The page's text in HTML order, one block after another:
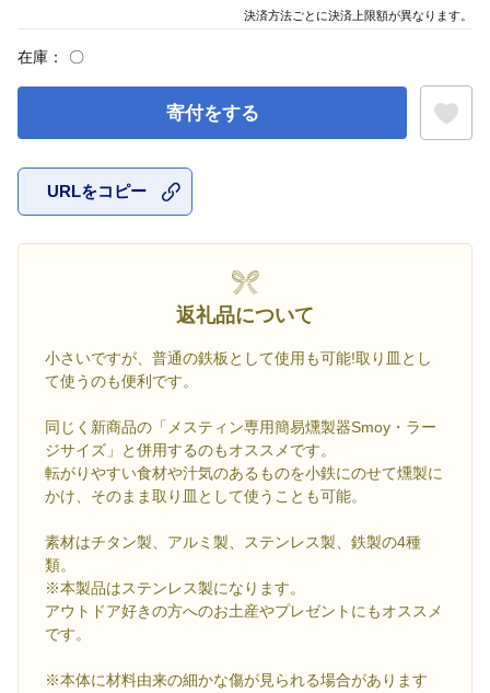
在庫： 〇
寄付をする
URLをコピー
返礼品について
小さいですが、普通の鉄板として使用も可能!取り皿とし
て使うのも便利です。
同じく新商品の「メスティン専用簡易燻製器Smoy・ラー
ジサイズ」と併用するのもオススメです。
転がりやすい食材や汁気のあるものを小鉄にのせて燻製に
かけ、そのまま取り皿として使うことも可能。
素材はチタン製、アルミ製、ステンレス製、鉄製の4種
類。
※本製品はステンレス製になります。
アウトドア好きの方へのお土産やプレゼントにもオススメ
です。
※本体に材料由来の細かな傷が見られる場合があります
決済方法ごとに決済上限額が異なります。